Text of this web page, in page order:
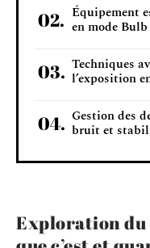
Équipement
en mode Bulb
Techniques
l’exposition
Gestion des
bruit et
Exploration du